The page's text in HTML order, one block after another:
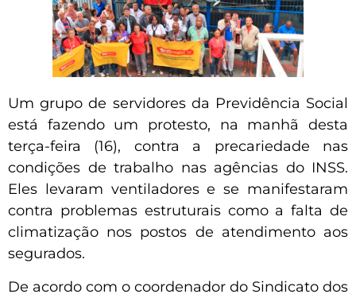
Um grupo de servidores da Previdência Social
está fazendo um protesto, na manhã desta
terça-feira (16), contra a precariedade nas
condições de trabalho nas agências do INSS.
Eles levaram ventiladores e se manifestaram
contra problemas estruturais como a falta de
climatização nos postos de atendimento aos
segurados.
De acordo com o coordenador do Sindicato dos